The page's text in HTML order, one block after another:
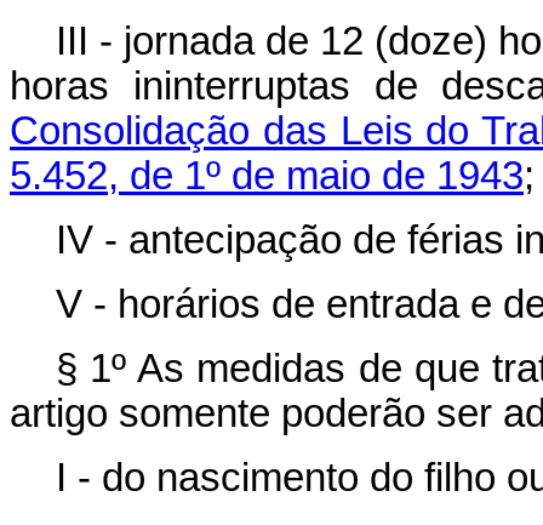
III - jornada de 12 (doze)
horas ininterruptas de
Consolidação das Leis do
5.452, de 1º de maio de 1943;
IV - antecipação de férias
V - horários de entrada e
§ 1º As medidas de que
artigo somente poderão ser
I - do nascimento do filho